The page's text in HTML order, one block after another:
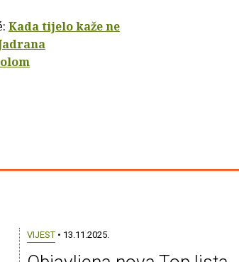
Kada tijelo kaže ne
VIJEST• 13.11.2025.